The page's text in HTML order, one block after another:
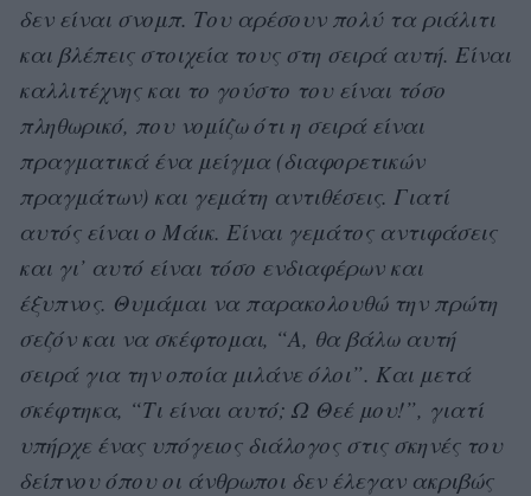
δεν είναι σνομπ. Του αρέσουν πολύ τα ριάλιτι
και βλέπεις στοιχεία τους στη σειρά αυτή. Είναι
καλλιτέχνης και το γούστο του είναι τόσο
πληθωρικό, που νομίζω ότι η σειρά είναι
πραγματικά ένα μείγμα (διαφορετικών
πραγμάτων) και γεμάτη αντιθέσεις. Γιατί
αυτός είναι ο Μάικ. Είναι γεμάτος αντιφάσεις
και γι’ αυτό είναι τόσο ενδιαφέρων και
έξυπνος. Θυμάμαι να παρακολουθώ την πρώτη
σεζόν και να σκέφτομαι, “Α, θα βάλω αυτή
σειρά για την οποία μιλάνε όλοι”. Και μετά
σκέφτηκα, “Τι είναι αυτό; Ω Θεέ μου!”, γιατί
υπήρχε ένας υπόγειος διάλογος στις σκηνές του
δείπνου όπου οι άνθρωποι δεν έλεγαν ακριβώς